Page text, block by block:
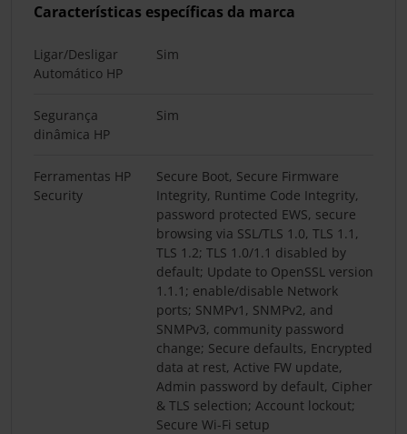
Características específicas da marca
Ligar/Desligar
Automático HP
Sim
Segurança
dinâmica HP
Sim
Ferramentas HP
Security
Secure Boot, Secure Firmware
Integrity, Runtime Code Integrity,
password protected EWS, secure
browsing via SSL/TLS 1.0, TLS 1.1,
TLS 1.2; TLS 1.0/1.1 disabled by
default; Update to OpenSSL version
1.1.1; enable/disable Network
ports; SNMPv1, SNMPv2, and
SNMPv3, community password
change; Secure defaults, Encrypted
data at rest, Active FW update,
Admin password by default, Cipher
& TLS selection; Account lockout;
Secure Wi-Fi setup